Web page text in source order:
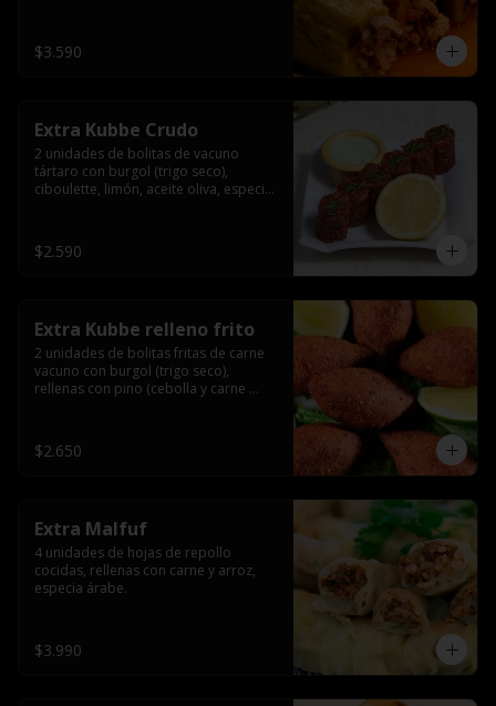
$3.590
Extra Kubbe Crudo
2 unidades de bolitas de vacuno
tártaro con burgol (trigo seco),
ciboulette, limón, aceite oliva, especia
$2.590
Extra Kubbe relleno frito
2 unidades de bolitas fritas de carne
vacuno con burgol (trigo seco),
rellenas con pino (cebolla y carne
$2.650
Extra Malfuf
4 unidades de hojas de repollo
cocidas, rellenas con carne y arroz,
especia árabe.
$3.990